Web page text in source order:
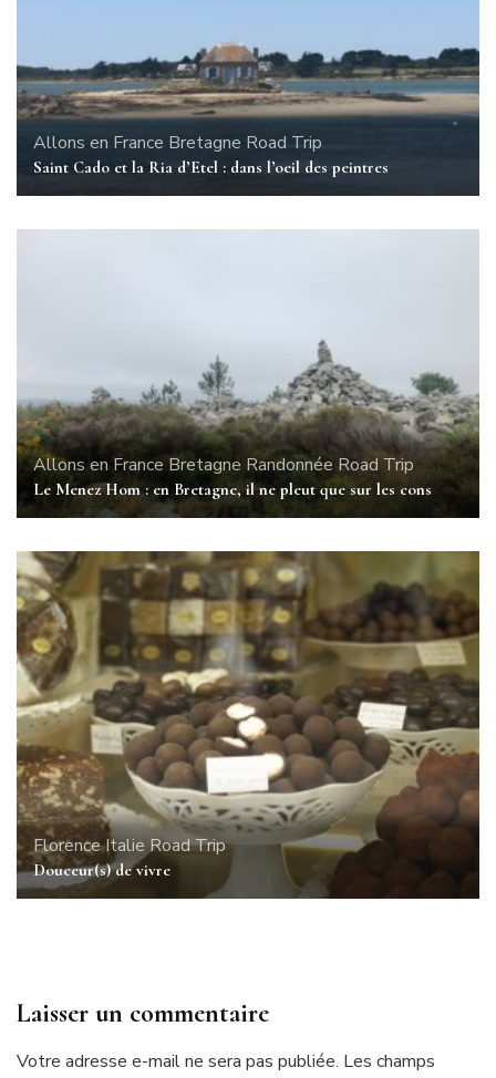
Allons en France Bretagne Road Trip
Saint Cado et la Ria d’Etel : dans l’oeil des peintres
Allons en France Bretagne Randonnée Road Trip
Le Menez Hom : en Bretagne, il ne pleut que sur les cons
Florence Italie Road Trip
Douceur(s) de vivre
Laisser un commentaire
Votre adresse e-mail ne sera pas publiée. Les champs